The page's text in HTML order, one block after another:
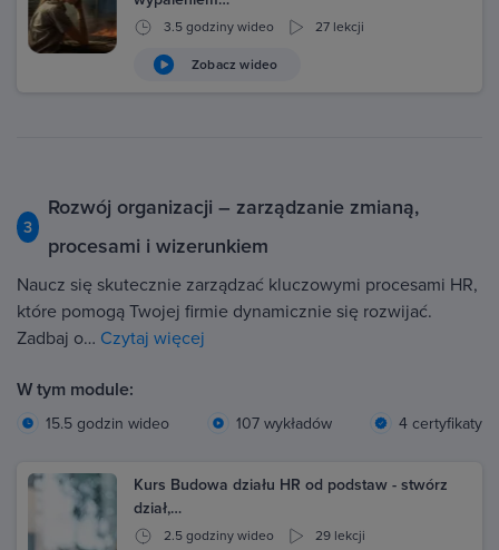
3.5 godziny wideo 27 lekcji
Zobacz wideo
3
Rozwój organizacji – zarządzanie zmianą,
procesami i wizerunkiem
Naucz się skutecznie zarządzać kluczowymi procesami HR,
które pomogą Twojej firmie dynamicznie się rozwijać.
Zadbaj o… Czytaj więcej
W tym module:
15.5 godzin wideo 107 wykładów 4 certyfikaty
Kurs Budowa działu HR od podstaw - stwórz
dział,…
2.5 godziny wideo 29 lekcji